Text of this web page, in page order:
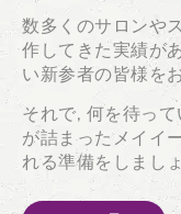
数多くのサロンや
作してきた実績が
い新参者の皆様を
それで, 何を待っ
が詰まったメイイ
れる準備をしまし